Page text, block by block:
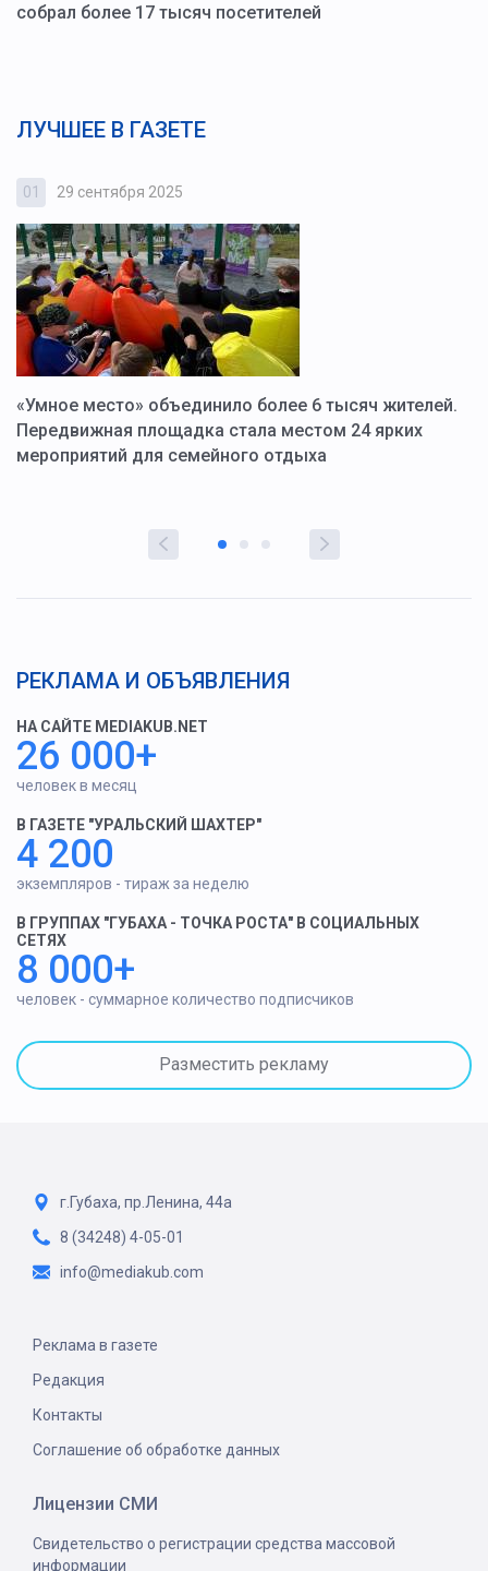
собрал более 17 тысяч посетителей
ЛУЧШЕЕ В ГАЗЕТЕ
01 29 сентября 2025
«Умное место» объединило более 6 тысяч жителей.
Передвижная площадка стала местом 24 ярких
мероприятий для семейного отдыха
РЕКЛАМА И ОБЪЯВЛЕНИЯ
НА САЙТЕ MEDIAKUB.NET
26 000+
человек в месяц
В ГАЗЕТЕ "УРАЛЬСКИЙ ШАХТЕР"
4 200
экземпляров - тираж за неделю
В ГРУППАХ "ГУБАХА - ТОЧКА РОСТА" В СОЦИАЛЬНЫХ
СЕТЯХ
8 000+
человек - суммарное количество подписчиков
Разместить рекламу
г.Губаха, пр.Ленина, 44а
8 (34248) 4-05-01
info@mediakub.com
Реклама в газете
Редакция
Контакты
Соглашение об обработке данных
Лицензии СМИ
Свидетельство о регистрации средства массовой
информации